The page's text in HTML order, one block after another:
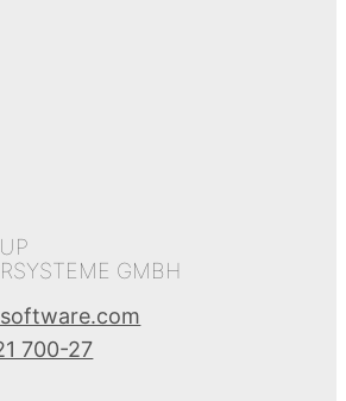
GMBH
700-27